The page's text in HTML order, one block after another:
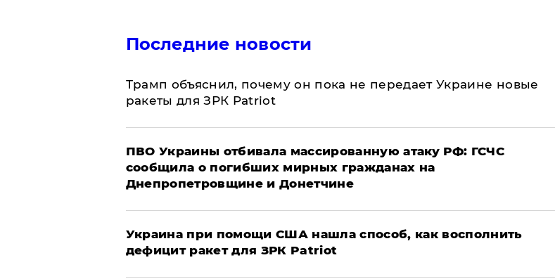
Последние новости
Трамп объяснил, почему он пока не передает Украине новые
ракеты для ЗРК Patriot
ПВО Украины отбивала массированную атаку РФ: ГСЧС
сообщила о погибших мирных гражданах на
Днепропетровщине и Донетчине
Украина при помощи США нашла способ, как восполнить
дефицит ракет для ЗРК Patriot